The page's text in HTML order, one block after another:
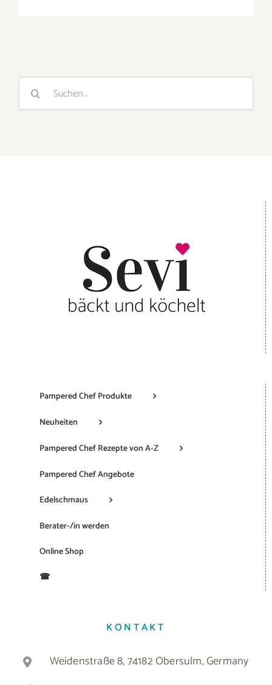
Suche
nach:
Pampered Chef Produkte
Neuheiten
Pampered Chef Rezepte von A-Z
Pampered Chef Angebote
Edelschmaus
Berater-/in werden
Online Shop
☎
KONTAKT
Weidenstraße 8, 74182 Obersulm, Germany